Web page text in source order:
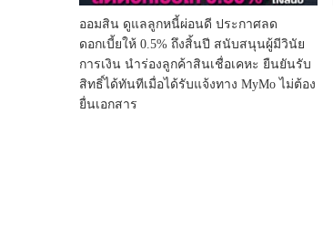
ออมสิน ดูแลลูกหนี้ผ่อนดี ประกาศลด
ดอกเบี้ยให้ 0.5% ถึงสิ้นปี สนับสนุนผู้มีวินัย
การเงิน นำร่องลูกค้าสินเชื่อเคหะ ยืนยันรับ
สิทธิ์ได้ทันทีเมื่อได้รับแจ้งทาง MyMo ไม่ต้อง
ยื่นเอกสาร